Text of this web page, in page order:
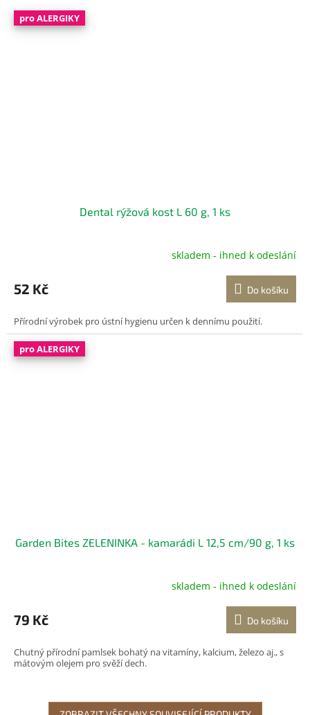
pro ALERGIKY
Dental rýžová kost L 60 g, 1 ks
produktu
je
z
5
hvězdiček.
skladem - ihned k odeslání
52 Kč Do košíku
Přírodní výrobek pro ústní hygienu určen k dennímu použití.
pro ALERGIKY
Garden Bites ZELENINKA - kamarádi L 12,5 cm/90 g, 1 ks
skladem - ihned k odeslání
79 Kč Do košíku
Chutný přírodní pamlsek bohatý na vitamíny, kalcium, železo aj., s
mátovým olejem pro svěží dech.